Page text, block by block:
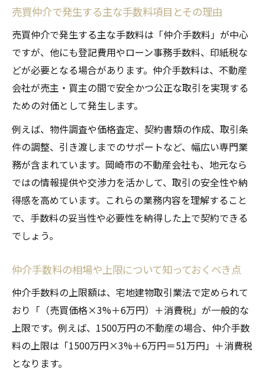
組み
売買仲介の法的上限額を超えないための注
意点
売買価格ごとの仲介手数料の具体的な算出
例
特例が適用される売買仲介のケースとその
基準
取引時に知っておきたい売買仲介の注意点
売買仲介契約を交わす際の重要な確認事項
手数料トラブルを防ぐための売買仲介の工
夫
売買仲介での追加費用発生リスクを理解す
ト
売買仲介時に不当請求を見抜くチェック項
目
岡崎市における仲介手数料の最新動向とは
売買仲介手数料の岡崎市独自の傾向を解説
売買仲介で発生する主な手数料項目とその理由
売買仲介で発生する主な手数料は「仲介手数料」が中心
ですが、他にも登記費用やローン事務手数料、印紙税な
どが必要となる場合があります。仲介手数料は、不動産
会社が売主・買主の間で安全かつ公正な取引を実現する
ための対価として発生します。
例えば、物件調査や価格査定、契約書類の作成、取引条
件の調整、引き渡しまでのサポートなど、幅広い専門業
務が含まれています。岡崎市の不動産会社も、地元なら
ではの情報提供や交渉力を活かして、取引の安全性や納
得感を高めています。これらの業務内容を理解すること
で、手数料の妥当性や必要性を納得した上で契約できる
でしょう。
仲介手数料の相場や上限について知っておくべき点
仲介手数料の上限額は、宅地建物取引業法で定められて
おり「（売買価格×3%＋6万円）＋消費税」が一般的な
上限です。例えば、1500万円の不動産の場合、仲介手数
料の上限は「1500万円×3%＋6万円＝51万円」＋消費税
となります。